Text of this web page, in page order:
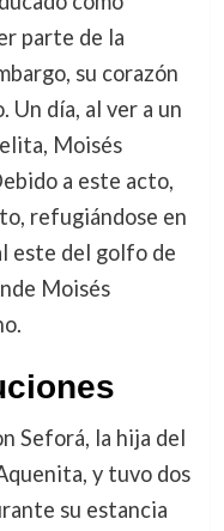
parte de la
su corazón
Un día, al ver a un
Moisés
a este acto,
refugiándose en
este del golfo de
Moisés
Seforá, la hija del
y tuvo dos
su estancia